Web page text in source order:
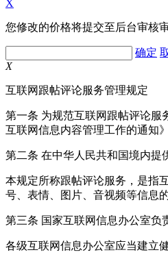
X
您修改的价格将提交至后台审核
确定
X
互联网跟帖评论服务管理规定
第一条 为规范互联网跟帖评论服
互联网信息内容管理工作的通知
第二条 在中华人民共和国境内提
本规定所称跟帖评论服务，是指
号、表情、图片、音视频等信息的
第三条 国家互联网信息办公室负
各级互联网信息办公室应当建立